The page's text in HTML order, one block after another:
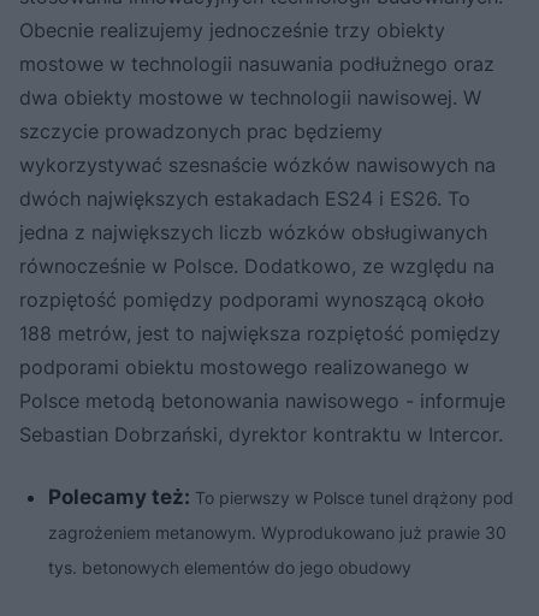
Obecnie realizujemy jednocześnie trzy obiekty
mostowe w technologii nasuwania podłużnego oraz
dwa obiekty mostowe w technologii nawisowej. W
szczycie prowadzonych prac będziemy
wykorzystywać szesnaście wózków nawisowych na
dwóch największych estakadach ES24 i ES26. To
jedna z największych liczb wózków obsługiwanych
równocześnie w Polsce. Dodatkowo, ze względu na
rozpiętość pomiędzy podporami wynoszącą około
188 metrów, jest to największa rozpiętość pomiędzy
podporami obiektu mostowego realizowanego w
Polsce metodą betonowania nawisowego - informuje
Sebastian Dobrzański, dyrektor kontraktu w Intercor.
Polecamy też: To pierwszy w Polsce tunel drążony pod
zagrożeniem metanowym. Wyprodukowano już prawie 30
tys. betonowych elementów do jego obudowy